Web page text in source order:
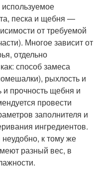
песка и щебня —
от требуемой
Многое зависит от
отдельно
способ замеса
рыхлость и
и прочность щебня и
провести
заполнителя и
ингредиентов.
к тому же
разный вес, в